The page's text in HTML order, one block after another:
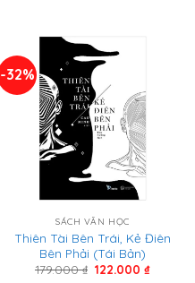
-32%
SÁCH VĂN HỌC
Thiên Tài Bên Trái, Kẻ Điên
Bên Phải (Tái Bản)
179.000₫ Giá
122.000₫Giá